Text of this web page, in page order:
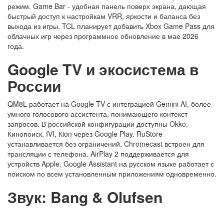
режим. Game Bar - удобная панель поверх экрана, дающая
быстрый доступ к настройкам VRR, яркости и баланса без
выхода из игры. TCL планирует добавить Xbox Game Pass для
облачных игр через программное обновление в мае 2026
года.
Google TV и экосистема в
России
QM8L работает на Google TV с интеграцией Gemini AI, более
умного голосового ассистента, понимающего контекст
запросов. В российской конфигурации доступны Okko,
Кинопоиск, IVI, Кion через Google Play. RuStore
устанавливается без ограничений. Chromecast встроен для
трансляции с телефона. AirPlay 2 поддерживается для
устройств Apple. Google Assistant на русском языке работает с
поиском по всем установленным приложениям одновременно.
Звук: Bang & Olufsen